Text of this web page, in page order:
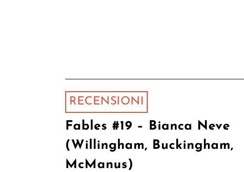
RECENSIONI
Fables #19 – Bianca Neve
(Willingham, Buckingham,
McManus)